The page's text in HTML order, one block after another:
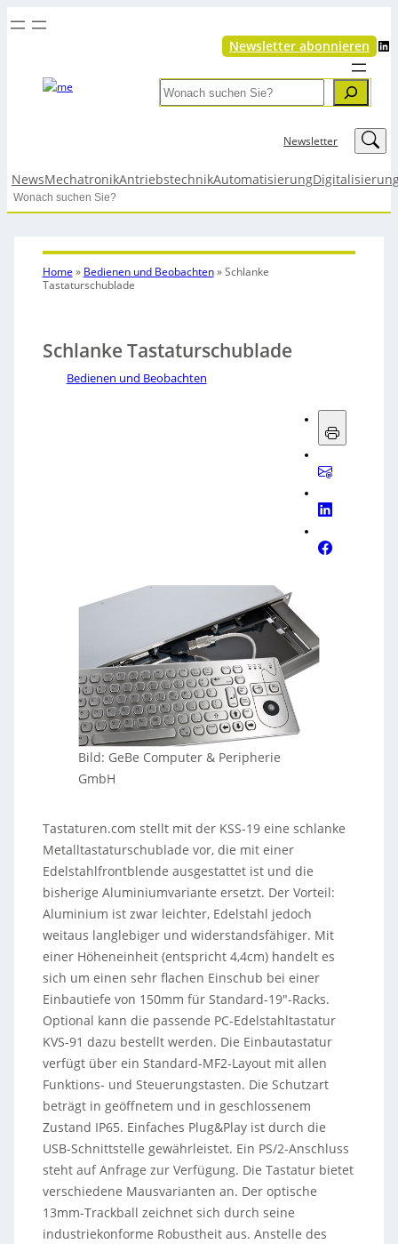
Newsletter abonnieren LinkedIn
Search
Newsletter LinkedIn
NewsMechatronikAntriebstechnikAutomatisierung
Search
Home » Bedienen und Beobachten»Schlanke
Tastaturschublade
Schlanke Tastaturschublade
Bedienen und Beobachten
Bild: GeBe Computer & Peripherie
GmbH
Tastaturen.com stellt mit der KSS-19 eine schlanke
Metalltastaturschublade vor, die mit einer
Edelstahlfrontblende ausgestattet ist und die
bisherige Aluminiumvariante ersetzt. Der Vorteil:
Aluminium ist zwar leichter, Edelstahl jedoch
weitaus langlebiger und widerstandsfähiger. Mit
einer Höheneinheit (entspricht 4,4cm) handelt es
sich um einen sehr flachen Einschub bei einer
Einbautiefe von 150mm für Standard-19″-Racks.
Optional kann die passende PC-Edelstahltastatur
KVS-91 dazu bestellt werden. Die Einbautastatur
verfügt über ein Standard-MF2-Layout mit allen
Funktions- und Steuerungstasten. Die Schutzart
beträgt in geöffnetem und in geschlossenem
Zustand IP65. Einfaches Plug&Play ist durch die
USB-Schnittstelle gewährleistet. Ein PS/2-Anschluss
steht auf Anfrage zur Verfügung. Die Tastatur bietet
verschiedene Mausvarianten an. Der optische
13mm-Trackball zeichnet sich durch seine
industriekonforme Robustheit aus. Anstelle des